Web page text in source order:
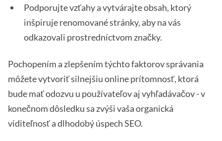
Podporujte vzťahy a vytvárajte obsah, ktorý
inšpiruje renomované stránky, aby na vás
odkazovali prostredníctvom značky.
Pochopením a zlepšením týchto faktorov správania
môžete vytvoriť silnejšiu online prítomnosť, ktorá
bude mať odozvu u používateľov aj vyhľadávačov - v
konečnom dôsledku sa zvýši vaša organická
viditeľnosť a dlhodobý úspech SEO.